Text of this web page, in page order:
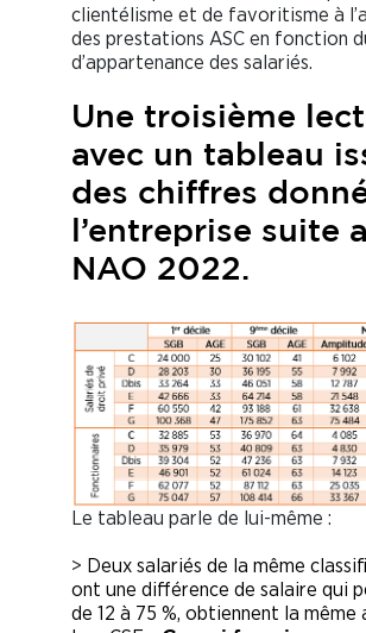
clientélisme et de favoritisme à
des prestations ASC en fonction
d’appartenance des salariés.
Une troisième
avec un tableau
des chiffres
l’entreprise suite
NAO 2022.
Le tableau parle de lui-même :
> Deux salariés de la même
ont une différence de salaire qui
de 12 à 75 %, obtiennent la même